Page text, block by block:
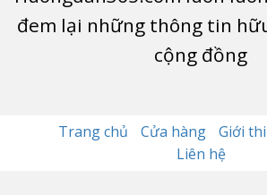
đem lại những thông tin
cộng đồng
Trang chủ Cửa hàng Giới
Liên hệ